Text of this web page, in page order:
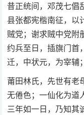
昔正统间，邓茂七倡
县张都宪楷南征，以
贼党；谢求贼中党附
约兵至日，插旗门首
迁，中状元，为宰辅
莆田林氏，先世有老
无倦色；一仙化为道
三年如一日，乃知其